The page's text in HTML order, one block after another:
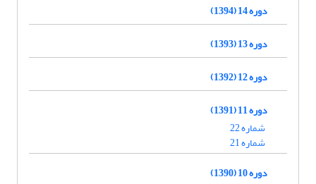
دوره 14 (1394)
دوره 13 (1393)
دوره 12 (1392)
دوره 11 (1391)
شماره 22
شماره 21
دوره 10 (1390)